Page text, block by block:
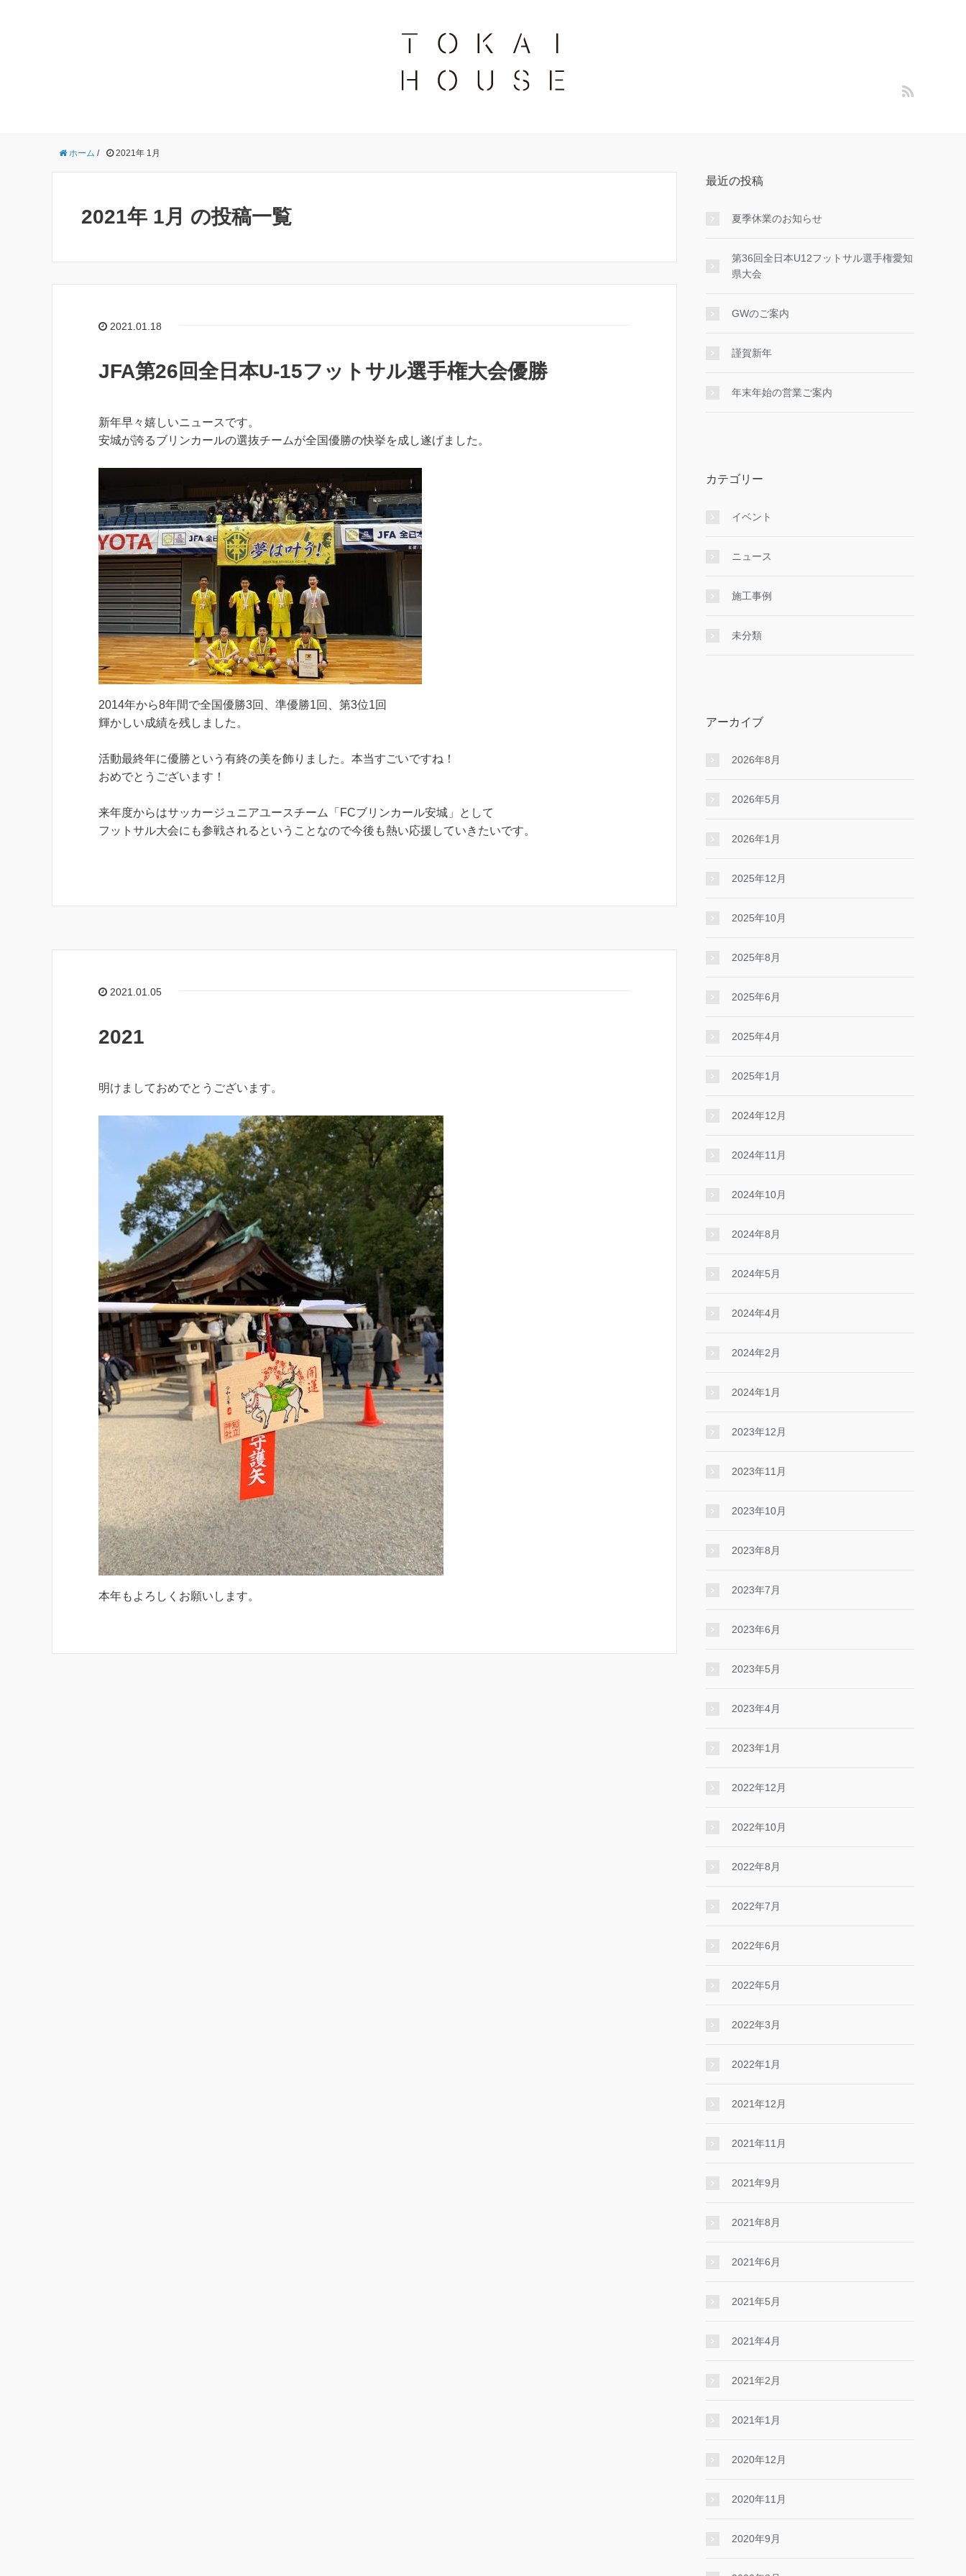
ホーム / 2021年 1月
2021年 1月 の投稿一覧
2021.01.18
JFA第26回全日本U-15フットサル選手権大会優勝
新年早々嬉しいニュースです。
安城が誇るブリンカールの選抜チームが全国優勝の快挙を成し遂げました。
2014年から8年間で全国優勝3回、準優勝1回、第3位1回
輝かしい成績を残しました。
活動最終年に優勝という有終の美を飾りました。本当すごいですね！
おめでとうございます！
来年度からはサッカージュニアユースチーム「FCブリンカール安城」として
フットサル大会にも参戦されるということなので今後も熱い応援していきたいです。
2021.01.05
2021
明けましておめでとうございます。
本年もよろしくお願いします。
最近の投稿
夏季休業のお知らせ
第36回全日本U12フットサル選手権愛知
県大会
GWのご案内
謹賀新年
年末年始の営業ご案内
カテゴリー
イベント
ニュース
施工事例
未分類
アーカイブ
2026年8月
2026年5月
2026年1月
2025年12月
2025年10月
2025年8月
2025年6月
2025年4月
2025年1月
2024年12月
2024年11月
2024年10月
2024年8月
2024年5月
2024年4月
2024年2月
2024年1月
2023年12月
2023年11月
2023年10月
2023年8月
2023年7月
2023年6月
2023年5月
2023年4月
2023年1月
2022年12月
2022年10月
2022年8月
2022年7月
2022年6月
2022年5月
2022年3月
2022年1月
2021年12月
2021年11月
2021年9月
2021年8月
2021年6月
2021年5月
2021年4月
2021年2月
2021年1月
2020年12月
2020年11月
2020年9月